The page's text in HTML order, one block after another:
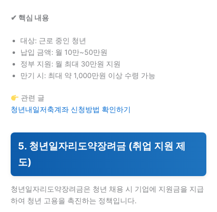
✔ 핵심 내용
대상: 근로 중인 청년
납입 금액: 월 10만~50만원
정부 지원: 월 최대 30만원 지원
만기 시: 최대 약 1,000만원 이상 수령 가능
관련 글
청년내일저축계좌 신청방법 확인하기
5. 청년일자리도약장려금 (취업 지원 제
도)
청년일자리도약장려금은 청년 채용 시 기업에 지원금을 지급
하여 청년 고용을 촉진하는 정책입니다.